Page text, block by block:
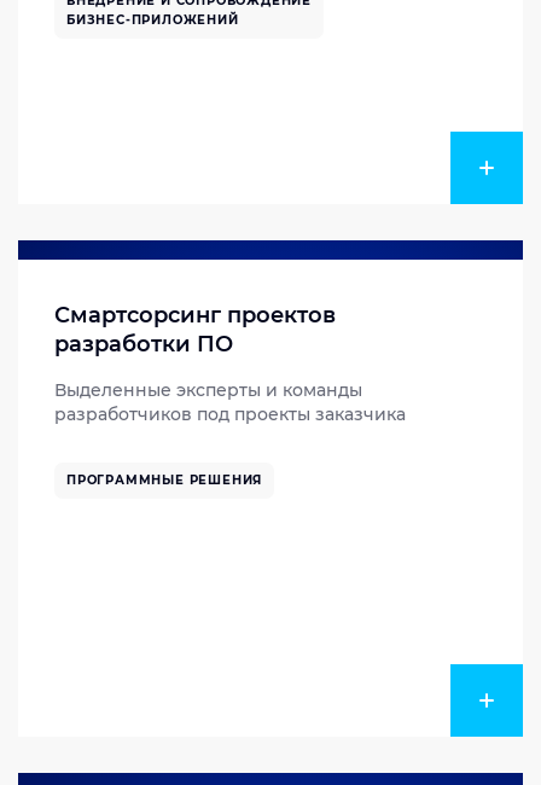
БИЗНЕС-ПРИЛОЖЕНИЙ
Смартсорсинг проектов
разработки ПО
Выделенные эксперты и команды
разработчиков под проекты заказчика
ПРОГРАММНЫЕ РЕШЕНИЯ